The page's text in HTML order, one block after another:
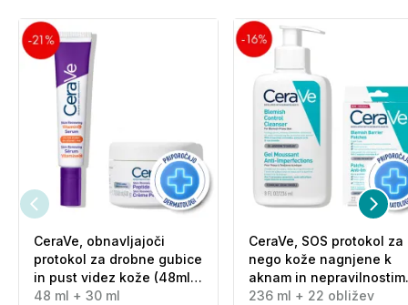
CeraVe, obnavljajoči
protokol za drobne gubice
in pust videz kože (48ml
+ 30 ml)
48 ml + 30 ml
CeraVe, SOS protokol za
nego kože nagnjene k
aknam in nepravilnostim
(236 ml + 22 obližev)
236 ml + 22 obližev